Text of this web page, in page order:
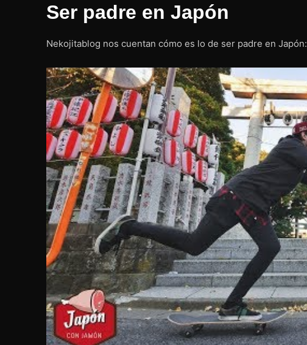
Ser padre en Japón
Nekojitablog nos cuentan cómo es lo de ser padre en Japón: